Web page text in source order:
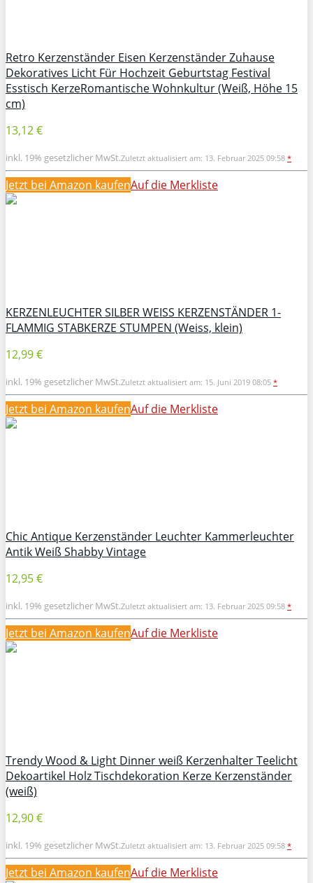
Retro Kerzenständer Eisen Kerzenständer Zuhause
Dekoratives Licht Für Hochzeit Geburtstag Festival
Esstisch KerzeRomantische Wohnkultur (Weiß, Höhe 15
cm)
13,12 €
inkl. 19% gesetzlicher MwSt.Zuletzt aktualisiert am: 13. Februar 2025 09:58 *
Jetzt bei Amazon kaufenAuf die Merkliste
KERZENLEUCHTER SILBER WEISS KERZENSTÄNDER 1-
FLAMMIG STABKERZE STUMPEN (Weiss, klein)
12,99 €
inkl. 19% gesetzlicher MwSt.Zuletzt aktualisiert am: 15. Juni 2019 08:05 *
Jetzt bei Amazon kaufenAuf die Merkliste
Chic Antique Kerzenständer Leuchter Kammerleuchter
Antik Weiß Shabby Vintage
12,95 €
inkl. 19% gesetzlicher MwSt.Zuletzt aktualisiert am: 13. Februar 2025 09:58 *
Jetzt bei Amazon kaufenAuf die Merkliste
Trendy Wood & Light Dinner weiß Kerzenhalter Teelicht
Dekoartikel Holz Tischdekoration Kerze Kerzenständer
(weiß)
12,90 €
inkl. 19% gesetzlicher MwSt.Zuletzt aktualisiert am: 13. Februar 2025 09:58 *
Jetzt bei Amazon kaufenAuf die Merkliste